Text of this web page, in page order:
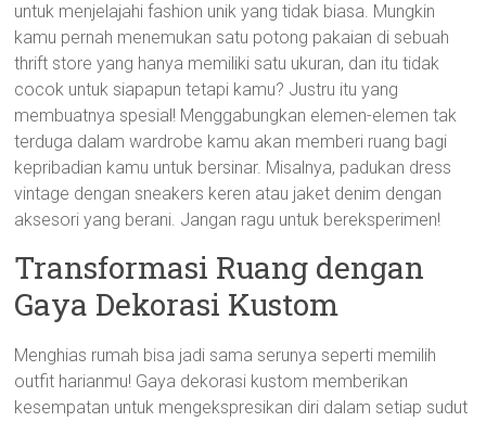
untuk menjelajahi fashion unik yang tidak biasa. Mungkin
kamu pernah menemukan satu potong pakaian di sebuah
thrift store yang hanya memiliki satu ukuran, dan itu tidak
cocok untuk siapapun tetapi kamu? Justru itu yang
membuatnya spesial! Menggabungkan elemen-elemen tak
terduga dalam wardrobe kamu akan memberi ruang bagi
kepribadian kamu untuk bersinar. Misalnya, padukan dress
vintage dengan sneakers keren atau jaket denim dengan
aksesori yang berani. Jangan ragu untuk bereksperimen!
Transformasi Ruang dengan
Gaya Dekorasi Kustom
Menghias rumah bisa jadi sama serunya seperti memilih
outfit harianmu! Gaya dekorasi kustom memberikan
kesempatan untuk mengekspresikan diri dalam setiap sudut